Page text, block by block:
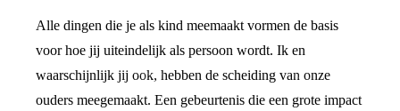
Alle dingen die je als kind meemaakt vormen de basis
voor hoe jij uiteindelijk als persoon wordt. Ik en
waarschijnlijk jij ook, hebben de scheiding van onze
ouders meegemaakt. Een gebeurtenis die een grote impact